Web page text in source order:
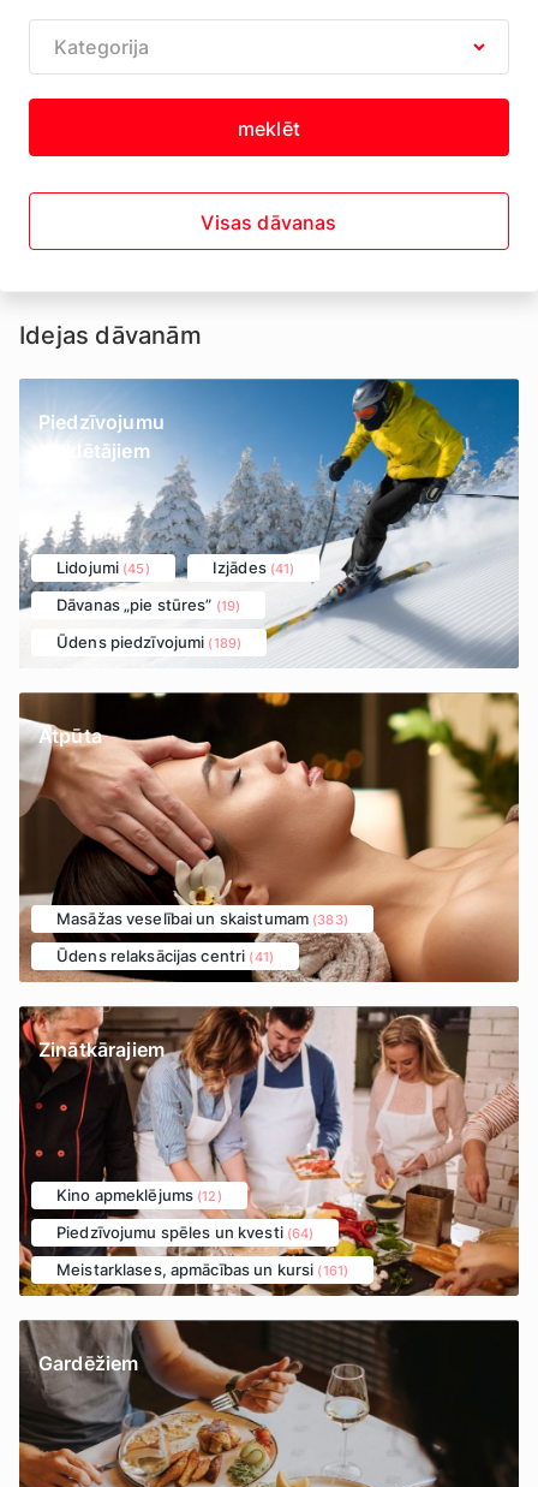
Kategorija
meklēt
Visas dāvanas
Idejas dāvanām
Piedzīvojumu
meklētājiem
Lidojumi (45) Izjādes (41)
Dāvanas „pie stūres” (19)
Ūdens piedzīvojumi (189)
Atpūta
Masāžas veselībai un skaistumam (383)
Ūdens relaksācijas centri (41)
Zinātkārajiem
Kino apmeklējums (12)
Piedzīvojumu spēles un kvesti (64)
Meistarklases, apmācības un kursi (161)
Gardēžiem